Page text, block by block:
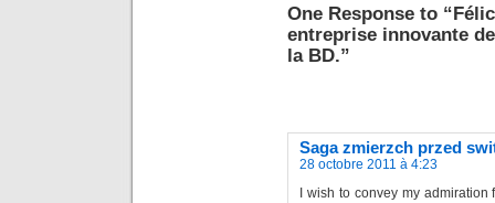
One Response to
entreprise innovante
la BD.”
Saga zmierzch przed
28 octobre 2011 à 4:23
I wish to convey my